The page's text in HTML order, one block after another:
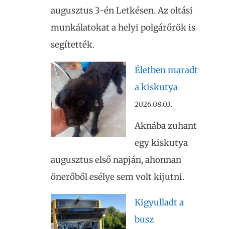
augusztus 3-én Letkésen. Az oltási
munkálatokat a helyi polgárőrök is
segítették.
Életben maradt
a kiskutya
2026.08.03.
Aknába zuhant
egy kiskutya
augusztus első napján, ahonnan
önerőből esélye sem volt kijutni.
Kigyulladt a
busz